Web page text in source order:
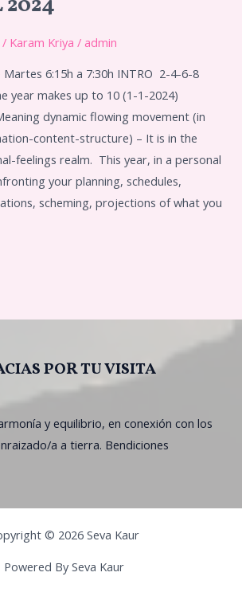
/ Karam Kriya /admin
Martes 6:15h a 7:30h INTRO 2-4-6-8
year makes up to 10 (1-1-2024)
dynamic flowing movement (in
content-structure) – It is in the
feelings realm. This year, in a personal
your planning, schedules,
scheming, projections of what you
POR TU VISITA
y equilibrio, en conexión con los
a a tierra. Bendiciones
© 2026 Seva Kaur
Powered By Seva Kaur